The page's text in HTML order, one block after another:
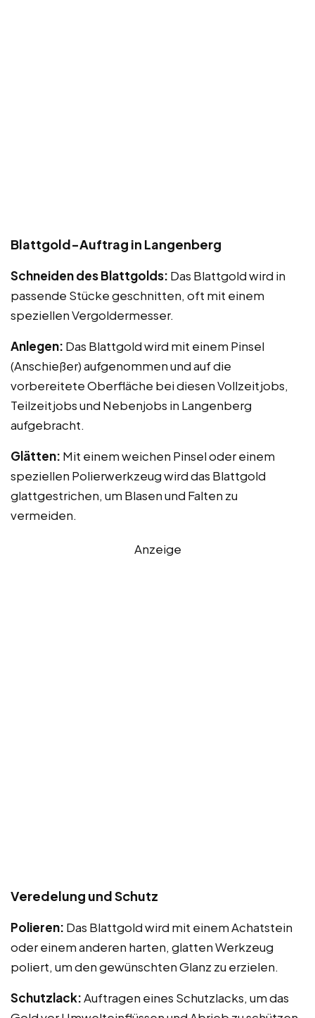
Blattgold-Auftrag in Langenberg
Schneiden des Blattgolds: Das Blattgold wird in
passende Stücke geschnitten, oft mit einem
speziellen Vergoldermesser.
Anlegen: Das Blattgold wird mit einem Pinsel
(Anschießer) aufgenommen und auf die
vorbereitete Oberfläche bei diesen Vollzeitjobs,
Teilzeitjobs und Nebenjobs in Langenberg
aufgebracht.
Glätten: Mit einem weichen Pinsel oder einem
speziellen Polierwerkzeug wird das Blattgold
glattgestrichen, um Blasen und Falten zu
vermeiden.
Anzeige
Veredelung und Schutz
Polieren: Das Blattgold wird mit einem Achatstein
oder einem anderen harten, glatten Werkzeug
poliert, um den gewünschten Glanz zu erzielen.
Schutzlack:Auftragen eines Schutzlacks, um das